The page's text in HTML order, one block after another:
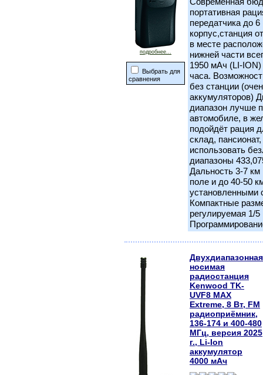
подробнее...
Выбрать для
сравнения
портативная
передатчика до
корпус,станция
в месте
нижней части
1950 мАч (LI-ION)
часа.
без станции
аккумуляторов)
диапазон лучше
автомобиле, в
подойдёт рация
склад,
использовать
диапазоны
Дальность 3-7 км
поле и до 40-50
установленными
Компактные
регулируемая 1/
Двухдиапазонная
носимая
радиостанция
Kenwood TK-
UVF8 MAX
Extreme, 8 Вт, FM
радиоприёмник,
136-174 и 400-480
МГц, версия 2025
г., Li-Ion
аккумулятор
4000 мАч